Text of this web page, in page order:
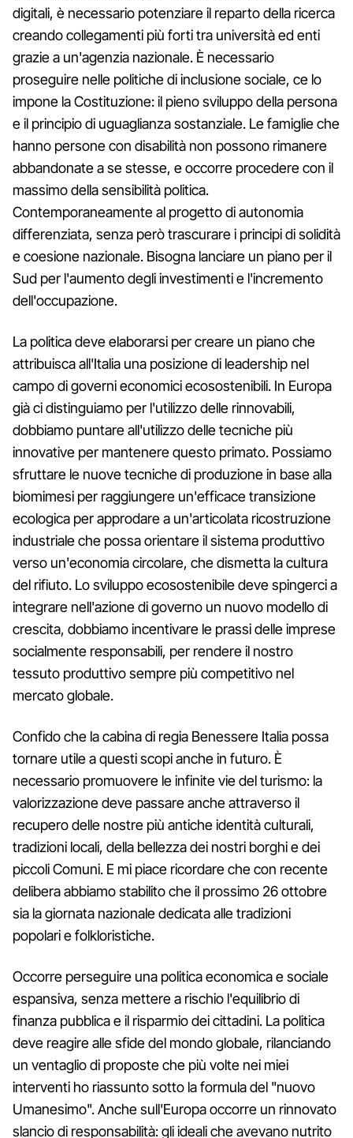
digitali, è necessario potenziare il reparto della ricerca
creando collegamenti più forti tra università ed enti
grazie a un'agenzia nazionale. È necessario
proseguire nelle politiche di inclusione sociale, ce lo
impone la Costituzione: il pieno sviluppo della persona
e il principio di uguaglianza sostanziale. Le famiglie che
hanno persone con disabilità non possono rimanere
abbandonate a se stesse, e occorre procedere con il
massimo della sensibilità politica.
Contemporaneamente al progetto di autonomia
differenziata, senza però trascurare i principi di solidità
e coesione nazionale. Bisogna lanciare un piano per il
Sud per l'aumento degli investimenti e l'incremento
dell'occupazione.
La politica deve elaborarsi per creare un piano che
attribuisca all'Italia una posizione di leadership nel
campo di governi economici ecosostenibili. In Europa
già ci distinguiamo per l'utilizzo delle rinnovabili,
dobbiamo puntare all'utilizzo delle tecniche più
innovative per mantenere questo primato. Possiamo
sfruttare le nuove tecniche di produzione in base alla
biomimesi per raggiungere un'efficace transizione
ecologica per approdare a un'articolata ricostruzione
industriale che possa orientare il sistema produttivo
verso un'economia circolare, che dismetta la cultura
del rifiuto. Lo sviluppo ecosostenibile deve spingerci a
integrare nell'azione di governo un nuovo modello di
crescita, dobbiamo incentivare le prassi delle imprese
socialmente responsabili, per rendere il nostro
tessuto produttivo sempre più competitivo nel
mercato globale.
Confido che la cabina di regia Benessere Italia possa
tornare utile a questi scopi anche in futuro. È
necessario promuovere le infinite vie del turismo: la
valorizzazione deve passare anche attraverso il
recupero delle nostre più antiche identità culturali,
tradizioni locali, della bellezza dei nostri borghi e dei
piccoli Comuni. E mi piace ricordare che con recente
delibera abbiamo stabilito che il prossimo 26 ottobre
sia la giornata nazionale dedicata alle tradizioni
popolari e folkloristiche.
Occorre perseguire una politica economica e sociale
espansiva, senza mettere a rischio l'equilibrio di
finanza pubblica e il risparmio dei cittadini. La politica
deve reagire alle sfide del mondo globale, rilanciando
un ventaglio di proposte che più volte nei miei
interventi ho riassunto sotto la formula del "nuovo
Umanesimo". Anche sull'Europa occorre un rinnovato
slancio di responsabilità: gli ideali che avevano nutrito